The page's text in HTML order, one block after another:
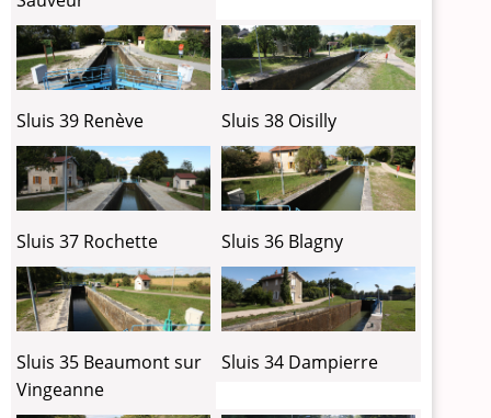
Sluis 39 Renève Sluis 38 Oisilly
Sluis 37 Rochette Sluis 36 Blagny
Sluis 35 Beaumont sur
Vingeanne
Sluis 34 Dampierre